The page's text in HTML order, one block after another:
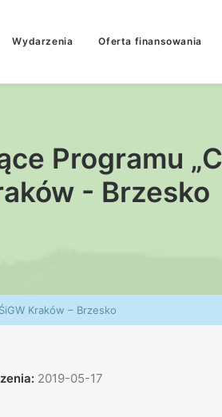
Wydarzenia Oferta finansowania
Programu
- Brzesko
Kraków – Brzesko
2019-05-17